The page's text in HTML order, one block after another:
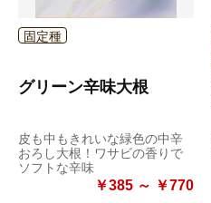
固定種
グリーン辛味大根
皮も中もきれいな緑色の中辛
おろし大根！ワサビの香りで
ソフトな辛味
￥385 ～ ￥770